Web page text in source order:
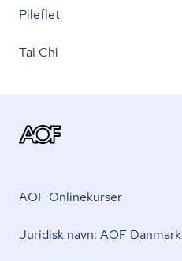
Pileflet
Tai Chi
AOF Onlinekurser
Juridisk navn: AOF Danmark